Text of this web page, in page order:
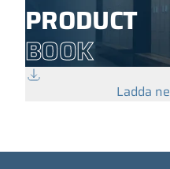
PRODUCT
BOOK
Ladda